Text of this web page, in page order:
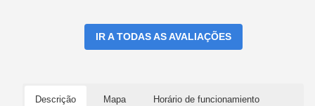
IR A TODAS AS AVALIAÇÕES
Descrição Mapa Horário de funcionamiento